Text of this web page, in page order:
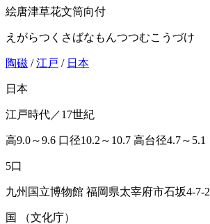
絵唐津草花文筒向付
えがらつくさばなもんつつむこうづけ
陶磁 /江戸 / 日本
日本
江戸時代／17世紀
高9.0～9.6 口径10.2～10.7 高台径4.7～5.1
5口
九州国立博物館 福岡県太宰府市石坂4-7-2
国 （文化庁）